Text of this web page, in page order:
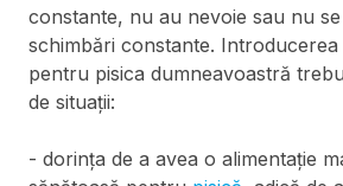
constante, nu au nevoie sau nu
schimbări constante.
pentru pisica dumneavoastră
de situații:
- dorința de a avea o alimentație